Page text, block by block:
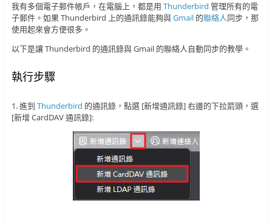
我有多個電子郵件帳戶，在電腦上，都是用 Thunderbird 管理所有的電
子郵件。如果 Thunderbird 上的通訊錄能夠與Gmail的聯絡人同步，那
使用起來會方便很多。
以下是讓 Thunderbird 的通訊錄與 Gmail 的聯絡人自動同步的教學。
執行步驟
1. 進到 Thunderbird 的通訊錄，點選 [新增通訊錄] 右邊的下拉箭頭，選
[新增 CardDAV 通訊錄]: